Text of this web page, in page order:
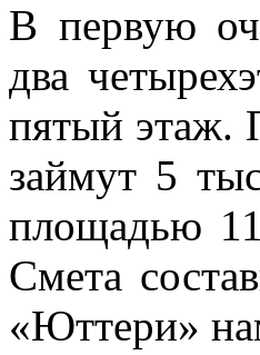
В первую
два
пятый этаж.
займут 5
площадью
Смета
«Юттери»